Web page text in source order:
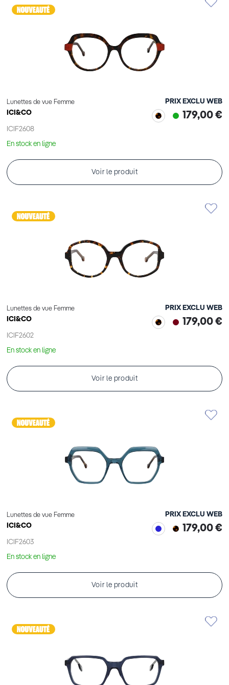
Lunettes de vue Femme
ICI&CO
ICIF2608
PRIX EXCLU WEB
179,00 €
En stock en ligne
Voir le produit
Lunettes de vue Femme
ICI&CO
ICIF2602
PRIX EXCLU WEB
179,00 €
En stock en ligne
Voir le produit
Lunettes de vue Femme
ICI&CO
ICIF2603
PRIX EXCLU WEB
179,00 €
En stock en ligne
Voir le produit